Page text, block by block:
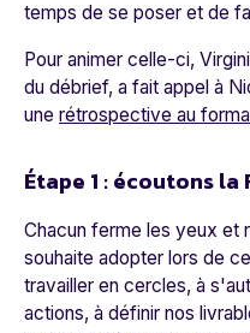
temps de se poser et de
Pour animer celle-ci,
du débrief, a fait appel à
une rétrospective au
Étape 1 : écoutons
Chacun ferme les yeux et
souhaite adopter lors de
travailler en cercles, à
actions, à définir nos